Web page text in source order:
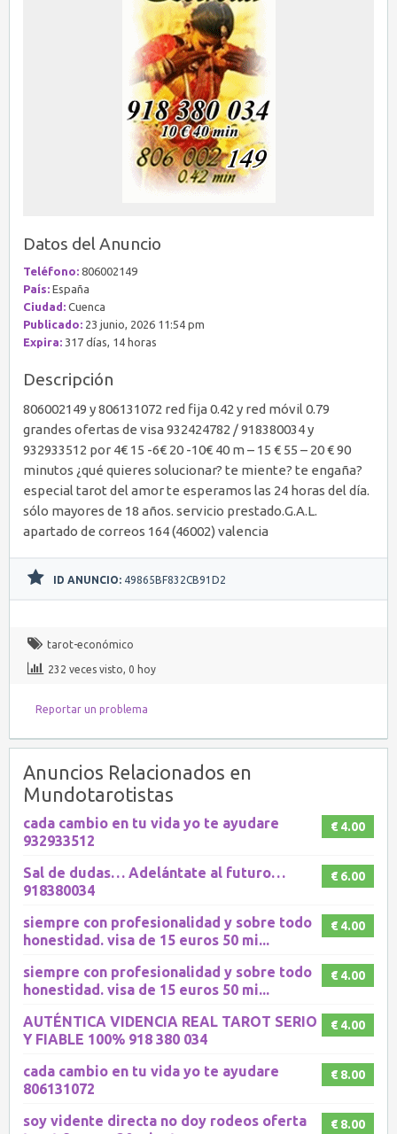
Datos del Anuncio
Teléfono: 806002149
País: España
Ciudad: Cuenca
Publicado: 23 junio, 2026 11:54 pm
Expira: 317 días, 14 horas
Descripción
806002149 y 806131072 red fija 0.42 y red móvil 0.79
grandes ofertas de visa 932424782 / 918380034 y
932933512 por 4€ 15 -6€ 20 -10€ 40 m – 15 € 55 – 20 € 90
minutos ¿qué quieres solucionar? te miente? te engaña?
especial tarot del amor te esperamos las 24 horas del día.
sólo mayores de 18 años. servicio prestado.G.A.L.
apartado de correos 164 (46002) valencia
ID ANUNCIO: 49865BF832CB91D2
tarot-económico
232 veces visto, 0 hoy
Reportar un problema
Anuncios Relacionados en
Mundotarotistas
€ 4.00
cada cambio en tu vida yo te ayudare
932933512
€ 6.00
Sal de dudas… Adelántate al futuro…
918380034
€ 4.00
siempre con profesionalidad y sobre todo
honestidad. visa de 15 euros 50 mi...
€ 4.00
siempre con profesionalidad y sobre todo
honestidad. visa de 15 euros 50 mi...
€ 4.00
AUTÉNTICA VIDENCIA REAL TAROT SERIO
Y FIABLE 100% 918 380 034
€ 8.00
cada cambio en tu vida yo te ayudare
806131072
€ 8.00
soy vidente directa no doy rodeos oferta